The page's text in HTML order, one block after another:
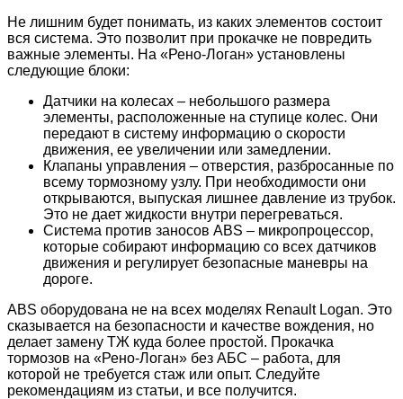
Не лишним будет понимать, из каких элементов состоит
вся система. Это позволит при прокачке не повредить
важные элементы. На «Рено-Логан» установлены
следующие блоки:
Датчики на колесах – небольшого размера
элементы, расположенные на ступице колес. Они
передают в систему информацию о скорости
движения, ее увеличении или замедлении.
Клапаны управления – отверстия, разбросанные по
всему тормозному узлу. При необходимости они
открываются, выпуская лишнее давление из трубок.
Это не дает жидкости внутри перегреваться.
Система против заносов ABS – микропроцессор,
которые собирают информацию со всех датчиков
движения и регулирует безопасные маневры на
дороге.
ABS оборудована не на всех моделях Renault Logan. Это
сказывается на безопасности и качестве вождения, но
делает замену ТЖ куда более простой. Прокачка
тормозов на «Рено-Логан» без АБС – работа, для
которой не требуется стаж или опыт. Следуйте
рекомендациям из статьи, и все получится.